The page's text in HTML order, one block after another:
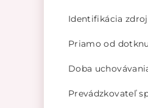
Identifikácia
Priamo od
Doba
Prevádzkovateľ